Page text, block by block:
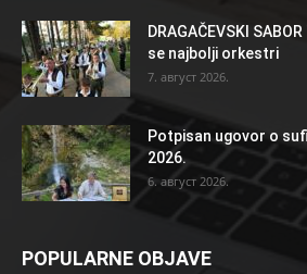
DRAGAČEVSKI
se najbolji orkestri
7. август 2026.
Potpisan ugovor o
2026.
6. август 2026.
POPULARNE OBJAVE